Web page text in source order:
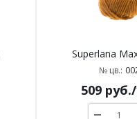
Superlana
№ цв.:
509руб.